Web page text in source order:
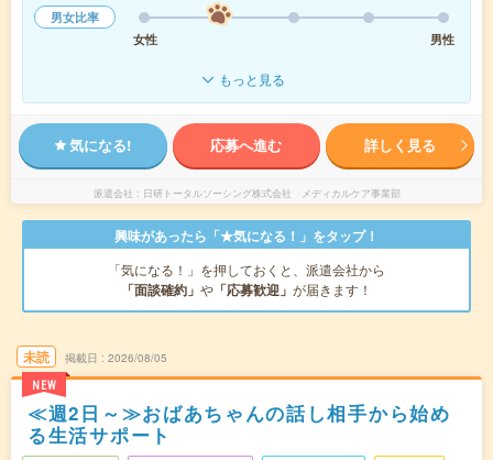
男女比率
女性
男性
もっと見る
気になる! 応募へ進む 詳しく見る
派遣会社 日研トータルソーシング株式会社 メディカルケア事業部
興味があったら「★気になる！」をタップ！
「気になる！」を押しておくと、派遣会社から
「面談確約」 や 「応募歓迎」 が届きます！
未読
NEW
掲載日 2026/08/05
≪週2日～≫おばあちゃんの話し相手から始め
る生活サポート